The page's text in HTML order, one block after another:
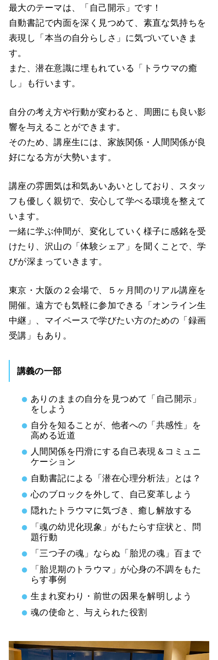
最大のテーマは、「自己開示」です！
自動書記で内面を深く見つめて、素直な気持ちを
表現し「本当の自分らしさ」に気づいていきま
す。
また、潜在意識に埋もれている「トラウマの癒
し」も行います。
自分の考え方や行動が変わると、周囲にも良い影
響を与えることができます。
そのため、講座生には、家族関係・人間関係が良
好になる方が大勢います。
講座の雰囲気は和気あいあいとしており、スタッ
フも優しく親切で、安心して学べる環境を整えて
います。
一緒に学ぶ仲間が、変化していく様子に感銘を受
けたり、沢山の「体験シェア」を聞くことで、学
びが深まっていきます。
東京・大阪の２会場で、５ヶ月間のリアル講座を
開催。遠方でも気軽に参加できる「オンライン生
中継」、マイペースで学びたい方のための「録画
受講」もあり。
講義の一部
ありのままの自分を見つめて「自己開示」
をしよう
自分を知ることが、他者への「共感性」を
高める近道
人間関係を円滑にする自己表現＆コミュニ
ケーション
自動書記による「潜在心理分析法」とは？
心のブロックを外して、自己変革しよう
隠れたトラウマに気づき、癒し解放する
「魂の幼児化現象」がもたらす症状と、問
題行動
「三つ子の魂」ならぬ「胎児の魂」百まで
「胎児期のトラウマ」が心身の不調をもた
らす事例
生まれ変わり・前世の因果を解明しよう
魂の使命と、与えられた役割